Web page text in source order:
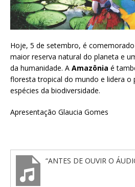
Hoje, 5 de setembro, é
maior reserva natural do planeta e
da humanidade. A Amazônia é
floresta tropical do mundo e lidera o
espécies da biodiversidade.
Apresentação Glaucia Gomes